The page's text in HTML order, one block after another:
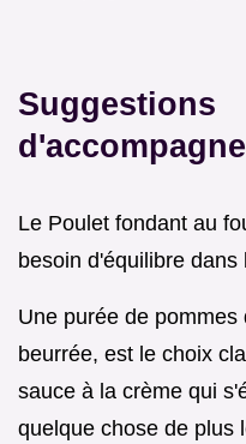
Suggestions
Le Poulet fondant au
besoin d'équilibre dans
Une purée de
beurrée, est le choix
sauce à la crème qui
quelque chose de plus